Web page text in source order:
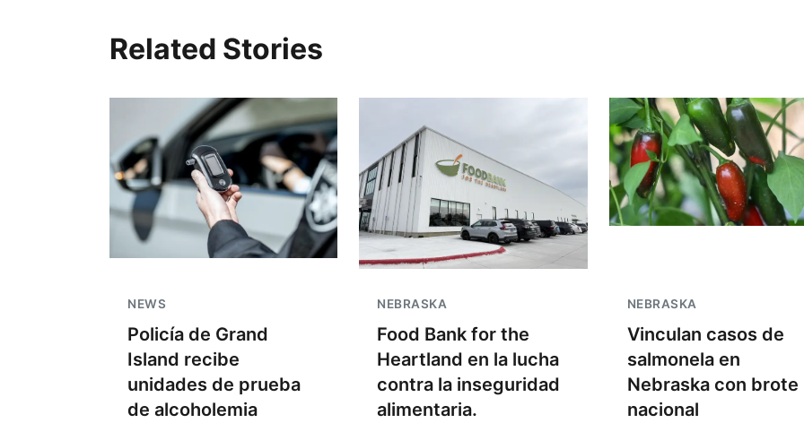
Related Stories
NEWS
Policía de Grand
Island recibe
unidades de prueba
de alcoholemia
NEBRASKA
Food Bank for the
Heartland en la lucha
contra la inseguridad
alimentaria.
NEBRASKA
Vinculan casos de
salmonela en
Nebraska con brote
nacional